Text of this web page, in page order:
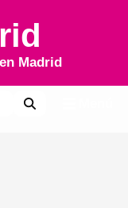
Madrid